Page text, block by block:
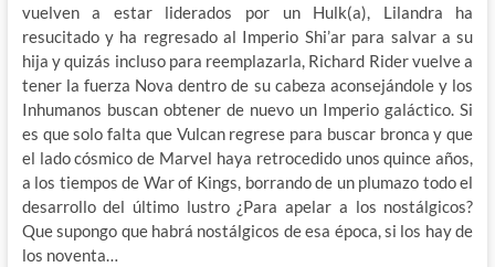
vuelven a estar liderados por un Hulk(a), Lilandra ha
resucitado y ha regresado al Imperio Shi’ar para salvar a su
hija y quizás incluso para reemplazarla, Richard Rider vuelve a
tener la fuerza Nova dentro de su cabeza aconsejándole y los
Inhumanos buscan obtener de nuevo un Imperio galáctico. Si
es que solo falta que Vulcan regrese para buscar bronca y que
el lado cósmico de Marvel haya retrocedido unos quince años,
a los tiempos de War of Kings, borrando de un plumazo todo el
desarrollo del último lustro ¿Para apelar a los nostálgicos?
Que supongo que habrá nostálgicos de esa época, si los hay de
los noventa…